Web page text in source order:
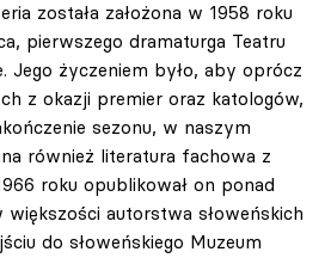
została założona w 1958 roku
pierwszego dramaturga Teatru
Jego życzeniem było, aby oprócz
z okazji premier oraz katologów,
sezonu, w naszym
również literatura fachowa z
roku opublikował on ponad
większości autorstwa słoweńskich
do słoweńskiego Muzeum